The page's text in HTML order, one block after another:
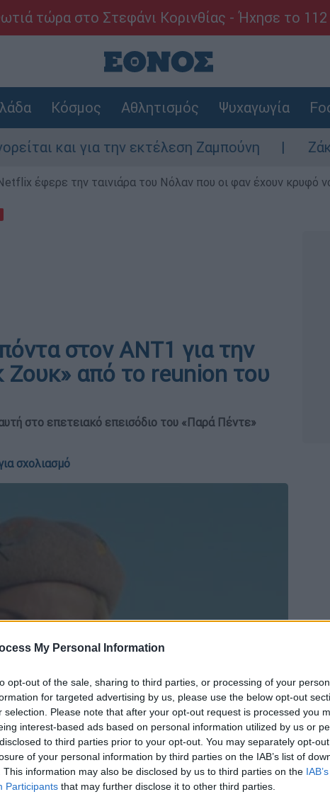
My Personal Information
opt-out of the sale, sharing to third parties, or processing of your
for targeted advertising by us, please use the below opt-out
selection. Please note that after your opt-out request is processed you
interest-based ads based on personal information utilized by us or
to third parties prior to your opt-out. You may separately opt-
of your personal information by third parties on the IAB’s list of
This information may also be disclosed by us to third parties on the
Participants that may further disclose it to other third parties.
τώρα στο Στεφάνι Κορινθίας - Ήχησε το 112
Κόσμος Αθλητισμός Ψυχαγωγία
για την εκτέλεση Ζαμπούνη Ζάκυνθος:
έφερε την ταινιάρα του Νόλαν που οι φαν έχουν κρυφό
στον ΑΝΤ1 για την
από το reunion του
στο επετειακό επεισόδιο του «Παρά Πέντε»
σχολιασμό